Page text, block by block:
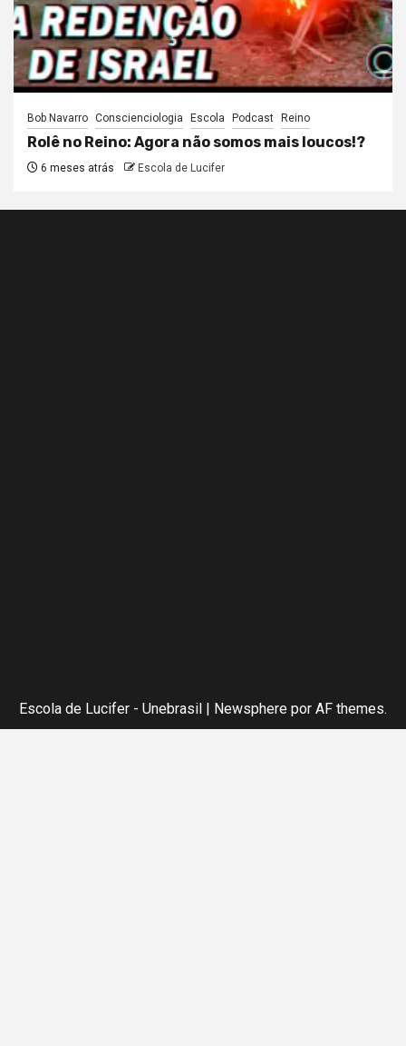
Bob Navarro Conscienciologia Escola Podcast Reino
Rolê no Reino: Agora não somos mais loucos!?
6 meses atrás Escola de Lucifer
Escola de Lucifer - Unebrasil Newsphere por AF themes.